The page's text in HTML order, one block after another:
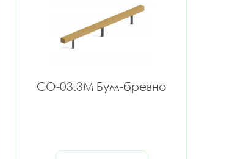
СО-03.3М Бум-бревно